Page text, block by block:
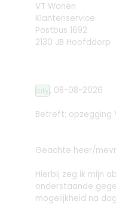
VT Wonen
Klantenservice
Postbus 1692
2130 JB Hoofddorp
city, 08-08-2026
Betreft: opzegging
Geachte heer/
Hierbij zeg ik mijn
onderstaande
mogelijkheid na